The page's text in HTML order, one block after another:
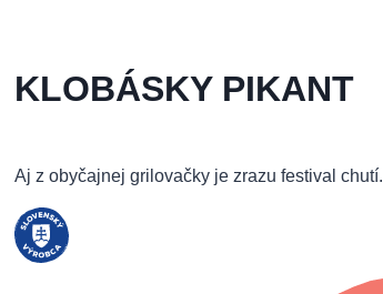
KLOBÁSKY PIKANT
Aj z obyčajnej grilovačky je zrazu festival chutí.